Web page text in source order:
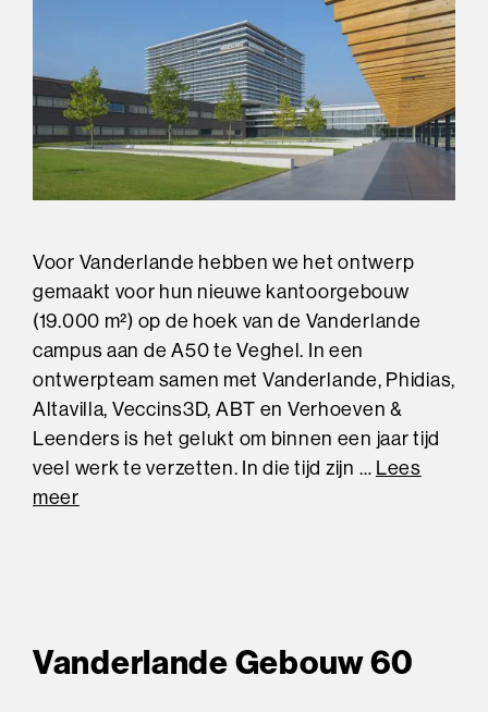
Voor Vanderlande hebben we het ontwerp
gemaakt voor hun nieuwe kantoorgebouw
(19.000 m²) op de hoek van de Vanderlande
campus aan de A50 te Veghel. In een
ontwerpteam samen met Vanderlande, Phidias,
Altavilla, Veccins3D, ABT en Verhoeven &
Leenders is het gelukt om binnen een jaar tijd
veel werk te verzetten. In die tijd zijn … Lees
meer
Vanderlande Gebouw 60